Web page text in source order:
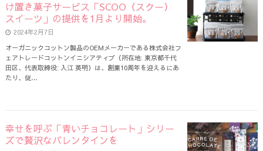
け置き菓子サービス「SCOO（スクー）
スイーツ」の提供を1月より開始。
2024年2月7日
オーガニックコットン製品のOEMメーカーである株式会社フ
ェアトレードコットンイニシアティブ（所在地: 東京都千代
田区、代表取締役: 入江 英明）は、創業10周年を迎えるにあ
たり、従…
幸せを呼ぶ「青いチョコレート」シリー
ズで贅沢なバレンタインを